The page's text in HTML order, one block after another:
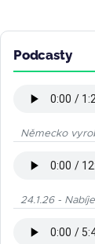
Podcasty
Německo
24.1.26 -